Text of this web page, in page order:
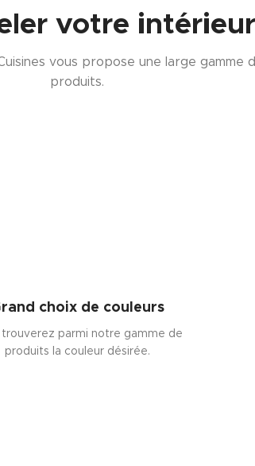
votre intérieur
vous propose une large gamme
produits.
choix de couleurs
trouverez parmi notre gamme de
produits la couleur désirée.